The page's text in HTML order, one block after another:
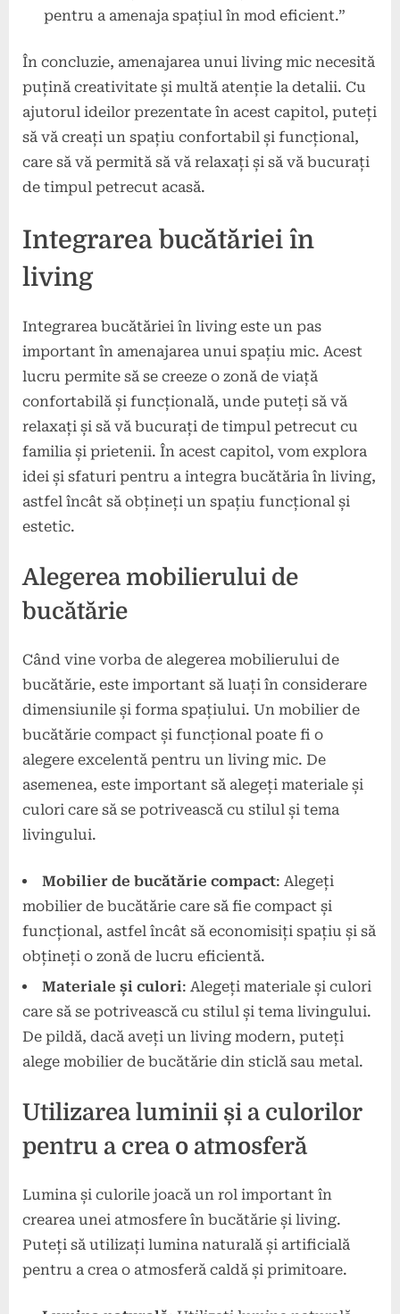
pentru a amenaja spațiul în mod eficient.”
În concluzie, amenajarea unui living mic necesită
puțină creativitate și multă atenție la detalii. Cu
ajutorul ideilor prezentate în acest capitol, puteți
să vă creați un spațiu confortabil și funcțional,
care să vă permită să vă relaxați și să vă bucurați
de timpul petrecut acasă.
Integrarea bucătăriei în
living
Integrarea bucătăriei în living este un pas
important în amenajarea unui spațiu mic. Acest
lucru permite să se creeze o zonă de viață
confortabilă și funcțională, unde puteți să vă
relaxați și să vă bucurați de timpul petrecut cu
familia și prietenii. În acest capitol, vom explora
idei și sfaturi pentru a integra bucătăria în living,
astfel încât să obțineți un spațiu funcțional și
estetic.
Alegerea mobilierului de
bucătărie
Când vine vorba de alegerea mobilierului de
bucătărie, este important să luați în considerare
dimensiunile și forma spațiului. Un mobilier de
bucătărie compact și funcțional poate fi o
alegere excelentă pentru un living mic. De
asemenea, este important să alegeți materiale și
culori care să se potrivească cu stilul și tema
livingului.
Mobilier de bucătărie compact: Alegeți
mobilier de bucătărie care să fie compact și
funcțional, astfel încât să economisiți spațiu și să
obțineți o zonă de lucru eficientă.
Materiale și culori: Alegeți materiale și culori
care să se potrivească cu stilul și tema livingului.
De pildă, dacă aveți un living modern, puteți
alege mobilier de bucătărie din sticlă sau metal.
Utilizarea luminii și a culorilor
pentru a crea o atmosferă
Lumina și culorile joacă un rol important în
crearea unei atmosfere în bucătărie și living.
Puteți să utilizați lumina naturală și artificială
pentru a crea o atmosferă caldă și primitoare.